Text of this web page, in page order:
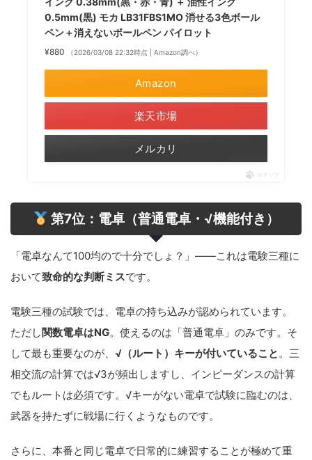
0.5mm(黒) モカ LB31FBS1MO 消せる3色ボール
ペン＋消えないボールペン パイロット
¥880 （2026/03/08 22:32時点 | Amazon調べ）
Amazon
楽天市場
メルカリ
ポチップ
第7位：電卓（普通電卓・√機能付き）
「電卓なんて100均ので十分でしょ？」——これは電験三種に
おいて致命的な判断ミスです。
電験三種の試験では、電卓の持ち込みが認められています。
ただし 関数電卓はNG。使えるのは「普通電卓」のみです。そ
して最も重要なのが、 √（ルート）キーが付いていること。三
相交流の計算では√3が頻出しますし、インピーダンスの計算
でもルートは必須です。√キーがない電卓で試験に臨むのは、
武器を持たずに戦場に行くようなものです。
さらに、本番と同じ電卓で日常的に練習することが極めて重